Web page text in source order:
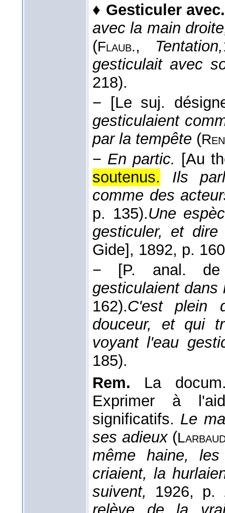
♦ Gesticuler avec.
avec la main
(Flaub., Tentation,
gesticulait avec
218).
− [Le suj.
gesticulaient
par la tempête (
− En partic. [Au
soutenus.
Ils
comme des
p. 135).Une
gesticuler, et
Gide], 1892, p.
− [P. anal. de
gesticulaient
162).C'est plein
douceur, et qui
voyant l'eau
185).
Rem. La
Exprimer à
significatifs. Le
ses adieux (
même haine,
criaient, la
suivent, 1926,